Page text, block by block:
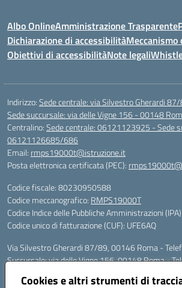
Cookies e altri strumenti di
Albo OnlineAmministrazione Trasparente
Dichiarazione di accessibilità
Obiettivi di accessibilitàNote legali
Indirizzo:Sede centrale: via Silvestro Gherardi
Sede succursale: via delle Vigne 156 - 00148
Centralino:Sede centrale: 06121123925 - Sede
06121126685/686
Email: rmps19000t@istruzione.it
Posta elettronica certificata (PEC):
Codice fiscale: 80230950588
Codice meccanografico: RMPS19000T
Codice Indice delle Pubbliche Amministrazioni
Codice unico di fatturazione (CUF): UFE6AQ
Via Silvestro Gherardi 87/89, 00146 Roma -
Succursale: via delle Vigne 156, 00148 Roma -
Mail: rmps19000t@istruzione.it - PEC: